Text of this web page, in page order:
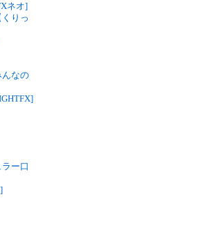
ネオ]
りっ
んなの
ー口